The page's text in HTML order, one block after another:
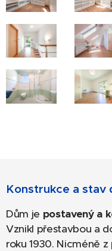
Konstrukce a stav
Dům je postavený a
Vznikl přestavbou a
roku 1930. Nicméně